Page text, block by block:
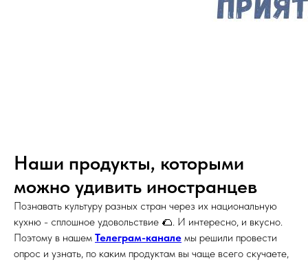
Наши продукты, которыми
можно удивить иностранцев
Познавать культуру разных стран через их национальную
кухню - сплошное удовольствие 🌮. И интересно, и вкусно.
Поэтому в нашем Телеграм-канале мы решили провести
опрос и узнать, по каким продуктам вы чаще всего скучаете,